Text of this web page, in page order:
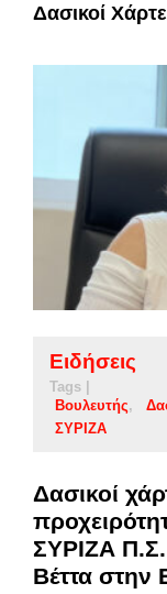
Δασικοί
Ειδήσεις
Tags |
Βουλευτής
ΣΥΡΙΖΑ
Δασικοί
ΣΥΡΙΖΑ
Βέττα στην